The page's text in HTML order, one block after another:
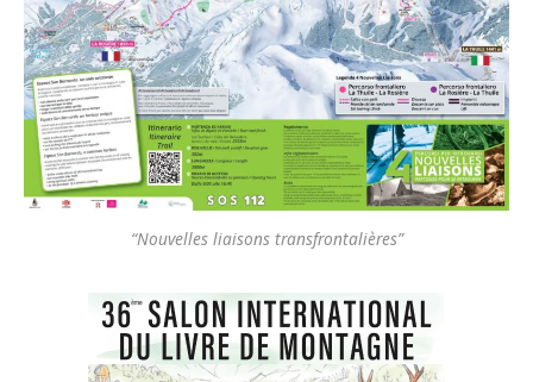
“Nouvelles liaisons transfrontalières”